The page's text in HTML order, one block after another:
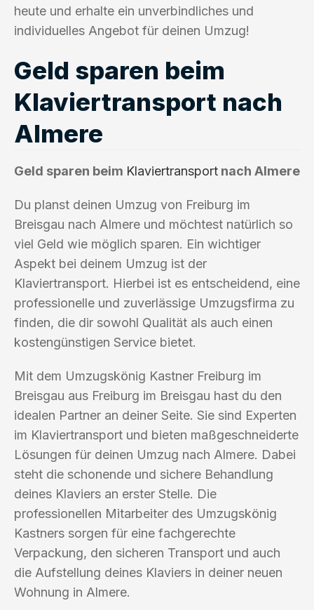
heute und erhalte ein unverbindliches und
individuelles Angebot für deinen Umzug!
Geld sparen beim
Klaviertransport nach
Almere
Geld sparen beim Klaviertransport nach Almere
Du planst deinen Umzug von Freiburg im
Breisgau nach Almere und möchtest natürlich so
viel Geld wie möglich sparen. Ein wichtiger
Aspekt bei deinem Umzug ist der
Klaviertransport. Hierbei ist es entscheidend, eine
professionelle und zuverlässige Umzugsfirma zu
finden, die dir sowohl Qualität als auch einen
kostengünstigen Service bietet.
Mit dem Umzugskönig Kastner Freiburg im
Breisgau aus Freiburg im Breisgau hast du den
idealen Partner an deiner Seite. Sie sind Experten
im Klaviertransport und bieten maßgeschneiderte
Lösungen für deinen Umzug nach Almere. Dabei
steht die schonende und sichere Behandlung
deines Klaviers an erster Stelle. Die
professionellen Mitarbeiter des Umzugskönig
Kastners sorgen für eine fachgerechte
Verpackung, den sicheren Transport und auch
die Aufstellung deines Klaviers in deiner neuen
Wohnung in Almere.